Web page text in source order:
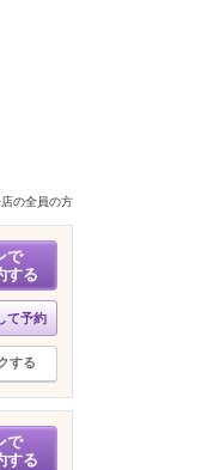
の全員の方
で
する
て予約
する
で
する